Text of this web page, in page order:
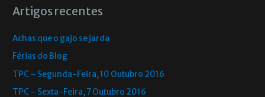
Artigos recentes
Achas que o gajo se jarda
Férias do Blog
TPC – Segunda-Feira, 10 Outubro 2016
TPC – Sexta-Feira, 7 Outubro 2016